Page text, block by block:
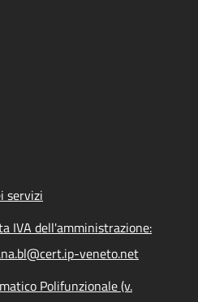
servizi
IVA dell'amministrazione:
veneto.net
Polifunzionale (v.